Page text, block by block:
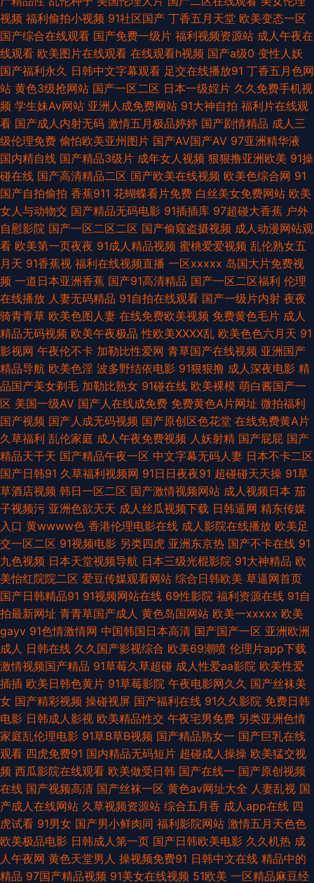
日韩A级电影 日本高清不卡网站 视频91在线国产 熟妇丝袜诱惑 日韩无码社
区 日本免费在线视频 欧美美色日韩 欧美色图2P 超碰天天干 激情视频综合
国产干逼电影 狠狠操导航 黄色网片电影 欧美性爱AA 91超碰碰 成人午夜国
产天堂 人妖拳交女 午夜福利影院免费 91看双飞片 成人射视频 精品国产区久
久 91女神孕妇 影音先锋女人成人 五月花婷婷 久久伊人大香蕉 日本片源午夜
av www尤物在线 国产免费情爱视频 91精片 精品日韩一区 91网站入囗 国产
乱人乱偷AV 九九性视频 日韩专区一二 人妻熟女一级片 午夜激情社区 少妇下
面黑森林 欧美不卡网 免费性片 国产喷水在线观看 www青青艹 91视频网页
综合 在线视频97 婷婷依依五月天 日韩97在线 欧美第一页 国产精品啪啪啪
另类婷婷 青青久久香蕉 日韩91豆花导航 日本性爱不卡 精品国产a AV天党电
影院 影音AV无码资源 尤物视频电影 51视频一区二区 91精品人 91精选变态
直播 91传媒在线视频 91黄站在线播放 91国在线观看 AV无码福利 操碰五月
天 wwwcn色 超碰自拍素人 精品91在线观看 欧美足交视频 青青草超碰 日本
伦理乱片 亚洲性夜 欧美日韩人人 先锋资源AV 俺去颜色官网 黄色电影一品网
站 日韩免费新片网 影音先锋韩国美女 91色涩 国产高清精品二区 五月天桃色
网 91精品色 www污91 超碰ab电影在线 肏屄大香蕉 成人va网址大全 国产精
品第八页 国产理论在线观看 豆花AV激情网 丁香五月天堂影院 成人看91 av
福利资源 人人操人人摸97 欧美性爱黄色 老司机电影院 欧美激情亚洲 欧美性
爱第五页 久草视频精品屋 久久色导航 国产久久综合 福利姬rr 色色四区 香蕉
视频在线播放 91网站做爱 91观看在线网站 亚洲色色影院 亚洲97涩色 日韩一
本道综合 午夜理论福利 午夜激情网站入口 午夜三级大片 91导航 超碰免费在
线99 久久福利资源 免费看片91 91下载入口桃色 亚洲天堂午夜剧场 亚洲97
在线视频 日韩h片网站 午夜福利wwww 国产午夜AV 欧美成人论坛 人人骑人
人妻 欧美专区一区 老司机无码视频 五月天性爱欧美 激情综合网淫淫网 操逼
视频软件 日本人操日本人 国产天天无日日干 午夜另类成人AV 综合爱爱 91网
视频 福利偷拍小视频 91社区国产 丁香五月天堂 欧美变态一区
国产综合在线观看 国产免费一级片 福利视频资源站 成人午夜在
线观看 欧美图片在线观看 在线观看h视频 国产a级0 变性人妖
国产福利永久 日韩中文字幕观看 足交在线播放91 丁香五月色网
站 黄色3级抢网站 国产一区二区 日本一级婬片 久久免费手机视
频 学生妹Av网站 亚洲人成免费网站 91大神自拍 福利片在线观
看 国产成人内射无码 激情五月极品婷婷 国产剧情精品 成人三
级伦理免费 偷怕欧美亚州图片 国产AV国产AV 97亚洲精华液
国内精自线 国产精品3级片 成年女人视频 狠狠撸亚洲欧美 91操
碰在线 国产高清精品二区 国产欧美在线视频 欧美色综合网 91
国产自拍偷拍 香蕉911 花蝴蝶看片免费 白丝美女免费网站 欧美
女人与动物交 国产精品无码电影 91插插库 97超碰大香蕉 户外
自慰影院 国产一区二区二区 国产偷窥盗摄视频 成人动漫网站观
看 欧美第一页夜夜 91成人精品视频 蜜桃爱爱视频 乱伦熟女五
月天 91香蕉视 福利在线视频直播 一区xxxxx 岛国大片免费视
频 一道日本亚洲香蕉 国产91高清精品 国产一区二区福利 伦理
在线播放 人妻无码精品 91自拍在线观看 国产一级片内射 夜夜
骑青青草 欧美色图人妻 在线免费欧美视频 免费黄色毛片 成人
精品无码视频 欧美午夜极品 性欧美ⅩⅩⅩⅩ乱 欧美色色六月天 91
影视网 午夜伦不卡 加勒比性爱网 青草国产在线视频 亚洲国产
精品导航 欧美色淫 波多野结依电影 91狠狠撸 成人深夜电影 精
品国产美女剃毛 加勒比熟女 91碰在线 欧美裸模 萌白酱国产一
区 美国一级AV 国产人在线成免费 免费黄色A片网址 微拍福利
国产视频 国产人成无码视频 国产原创区色花堂 在线免费黄A片
久草福利 乱伦家庭 成人午夜免费视频 人妖射精 国产屁屁 国产
精品天干天 国产精品午夜一区 中文字幕无码人妻 日本不卡二区
国产日韩91 久草福利视频网 91日日夜夜91 超碰碰天天操 91草
草酒店视频 韩日一区二区 国产激情视频网站 成人视频日本 茄
子视频污 亚洲色欲天天 成人丝瓜视频下载 日韩逼网 精东传媒
入口 黄wwww色 香港伦理电影在线 成人影院在线播放 欧美足
交一区二区 91视频电影 另类四虎 亚洲东京热 国产不卡在线 91
九色视频 日本天堂视频导航 日本三级光棍影院 91大神精品 欧
美怡红院院二区 爱豆传媒观看网站 综合日韩欧美 草逼网首页
国产日韩精品91 91视频网站在线 69性影院 福利资源在线 91自
拍最新网址 青青草国产成人 黄色岛国网站 欧美一xxxxx 欧美
gayv 91色情激情网 中国韩国日本高清 国产国产一区 亚洲欧洲
成人 日韩在线 久久国产影视综合 欧美69潮喷 伦理片app下载
激情视频国产精品 91草莓久草超碰 成人性爱aa影院 欧美性爱
插插 欧美日韩色黄片 91草莓影院 午夜电影网久久 国产丝袜美
女 国产精彩视频 操碰视屏 国产福利在线 91久久影院 免费日韩
电影 日韩成人影视 欧美精品性交 午夜宅男免费 另类亚洲色情
家庭乱伦理电影 91草B草B视频 国产精品熟女一 国产巨乳在线
观看 四虎免费91 国内精品无码短片 超碰成人操操 欧美猛交视
频 西瓜影院在线观看 欧美做受日韩 国产在线一 国产原创视频
在线 国产视频高清 国产丝袜一区 黄色av网址大全 人妻乱视 国
产成人在线网站 久草视频资源站 综合五月香 成人app在线 四
虎试看 91男女 国产男小鲜肉同 福利影院网站 激情五月天色色
欧美极品电影 日韩成人第一页 国产日韩欧美电影 久久机热 成
人午夜网 黄色天堂男人 操视频免费91 日韩中文在线 精品中的
精品 97国产精品视频 91美女在线视频 51欧美 一区精品麻豆经